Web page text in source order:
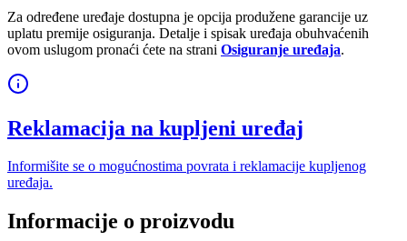
Za određene uređaje dostupna je opcija produžene garancije uz
uplatu premije osiguranja. Detalje i spisak uređaja obuhvaćenih
ovom uslugom pronaći ćete na strani Osiguranje uređaja.
Reklamacija na kupljeni uređaj
Informišite se o mogućnostima povrata i reklamacije kupljenog
uređaja.
Informacije o proizvodu